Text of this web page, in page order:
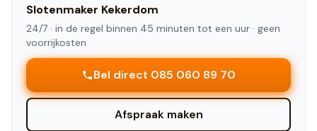
Slotenmaker Kekerdom
24/7 · in de regel binnen 45 minuten tot een uur · geen
voorrijkosten
Bel direct 085 060 89 70
Afspraak maken